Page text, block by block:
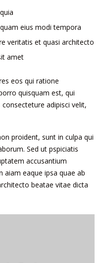
eius modi tempora
veritatis et quasi architecto
amet
eos qui ratione
quisquam est, qui
adipisci velit,
proident, sunt in culpa qui
Sed ut pspiciatis
accusantium
eaque ipsa quae ab
beatae vitae dicta